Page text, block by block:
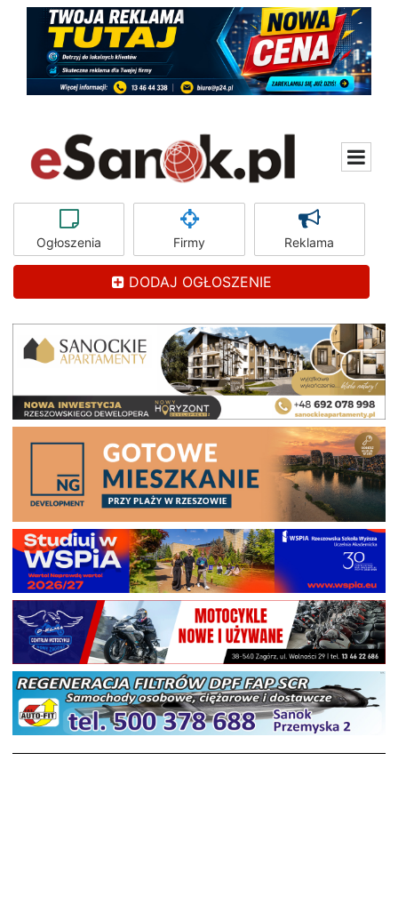
Ogłoszenia Firmy Reklama
DODAJ OGŁOSZENIE